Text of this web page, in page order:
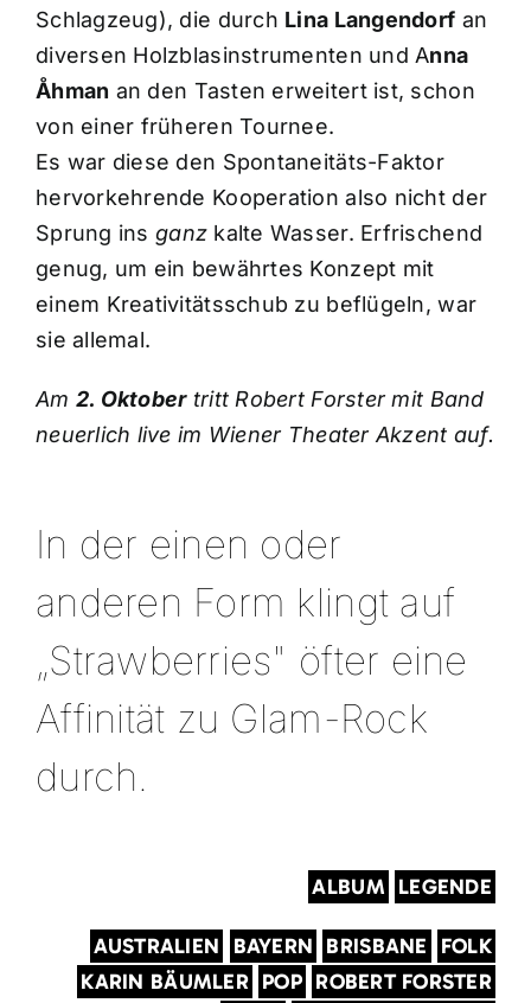
Schlagzeug), die durch Lina Langendorf an
diversen Holzblasinstrumenten und Anna
Åhman an den Tasten erweitert ist, schon
von einer früheren Tournee.
Es war diese den Spontaneitäts-Faktor
hervorkehrende Kooperation also nicht der
Sprung ins ganz kalte Wasser. Erfrischend
genug, um ein bewährtes Konzept mit
einem Kreativitätsschub zu beflügeln, war
sie allemal.
Am 2. Oktobertritt Robert Forster mit Band
neuerlich live im Wiener Theater Akzent auf.
In der einen oder
anderen Form klingt auf
„Strawberries" öfter eine
Affinität zu Glam-Rock
durch.
ALBUM LEGENDE
AUSTRALIEN BAYERN BRISBANE
FOLK
KARIN BÄUMLER POP ROBERT FORSTER